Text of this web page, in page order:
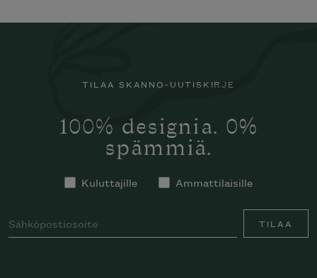
TILAA SKANNO-UUTISKIRJE
100% designia. 0%
spämmiä.
Kuluttajille Ammattilaisille
TILAA